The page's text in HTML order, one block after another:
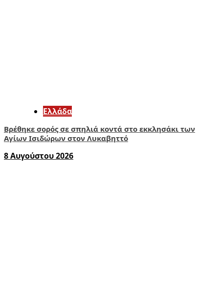
Ελλάδα
Βρέθηκε σορός σε σπηλιά κοντά στο εκκλησάκι των
Αγίων Ισιδώρων στον Λυκαβηττό
8 Αυγούστου 2026